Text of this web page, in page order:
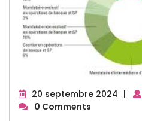
20 septembre 2024 20
|
0 Comments